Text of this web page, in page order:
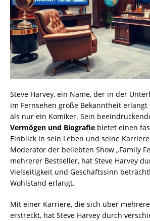
Steve Harvey, ein Name, der in der
im Fernsehen große Bekanntheit
als nur ein Komiker. Sein
Vermögen und Biografie bietet einen
Einblick in sein Leben und seine
Moderator der beliebten Show „Family
mehrerer Bestseller, hat Steve Harvey
Vielseitigkeit und Geschäftssinn
Wohlstand erlangt.
Mit einer Karriere, die sich über
erstreckt, hat Steve Harvey durch